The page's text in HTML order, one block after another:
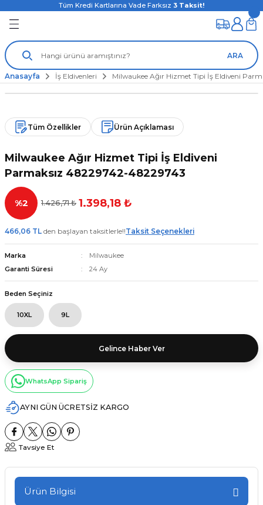
Tüm Kredi Kartlarına Vade Farksız 3 Taksit!
ARA
Anasayfa İş Eldivenleri Milwaukee Ağır Hizmet Tipi İş Eldiveni
Tüm Özellikler Ürün Açıklaması
Milwaukee Ağır Hizmet Tipi İş Eldiveni
Parmaksız 48229742-48229743
%2 1.426,71 ₺ 1.398,18 ₺
466,06 TL den başlayan taksitlerle!!Taksit Seçenekleri
Marka
Milwaukee
Garanti Süresi
24 Ay
Beden Seçiniz
10XL 9L
Gelince Haber Ver
WhatsApp Sipariş
AYNI GÜN ÜCRETSİZ KARGO
Tavsiye Et
Ürün Bilgisi